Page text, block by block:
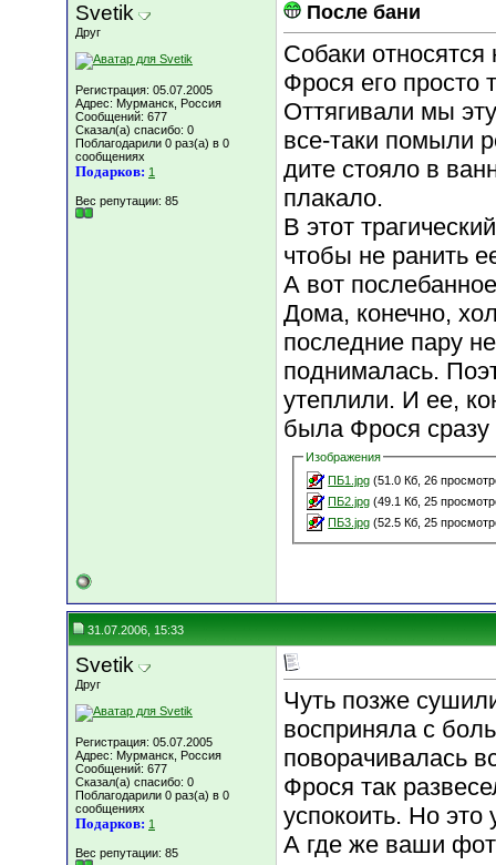
Svetik
Друг
Регистрация: 05.07.2005
Адрес: Мурманск, Россия
Сообщений: 677
Сказал(а) спасибо: 0
Поблагодарили 0 раз(а) в 0
сообщениях
Подарков: 1
Вес репутации: 85
После бани
Собаки
Фрося его просто
Оттягивали мы
все-таки помыли
дите стояло в
плакало.
В этот
чтобы не ранить
А вот
Дома, конечно,
последние пару
поднималась.
утеплили. И ее,
была Фрося сразу
Изображения
ПБ1.jpg (51.0 Кб, 26
ПБ2.jpg (49.1 Кб, 25
ПБ3.jpg (52.5 Кб, 25
31.07.2006, 15:33
Svetik
Друг
Регистрация: 05.07.2005
Адрес: Мурманск, Россия
Сообщений: 677
Сказал(а) спасибо: 0
Поблагодарили 0 раз(а) в 0
сообщениях
Подарков: 1
Вес репутации: 85
Чуть позже
восприняла с
поворачивалась
Фрося так
успокоить. Но это
А где же ваши